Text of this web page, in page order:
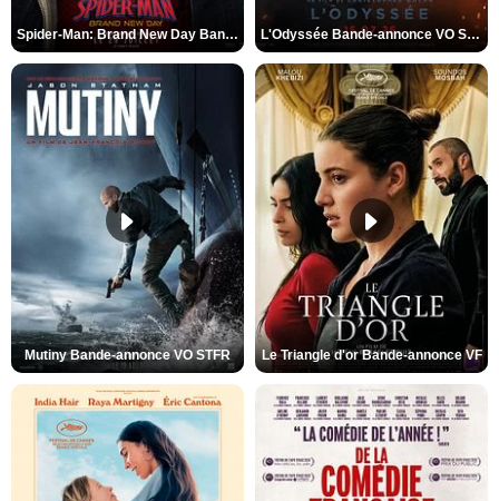
Spider-Man: Brand New Day Bande-annonce VO STFR L'Odyssée Bande-annonce VO STFR
Mutiny Bande-annonce VO STFR Le Triangle d'or Bande-annonce VF